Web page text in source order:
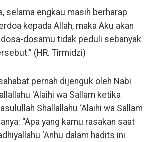
selama engkau masih berharap
kepada Allah, maka Aku akan
dosamu tidak peduli sebanyak
(HR. Tirmidzi)
pernah dijenguk oleh Nabi
‘Alaihi wa Sallam ketika
Shallallahu ‘Alaihi wa Sallam
“Apa yang kamu rasakan saat
‘Anhu dalam hadits ini